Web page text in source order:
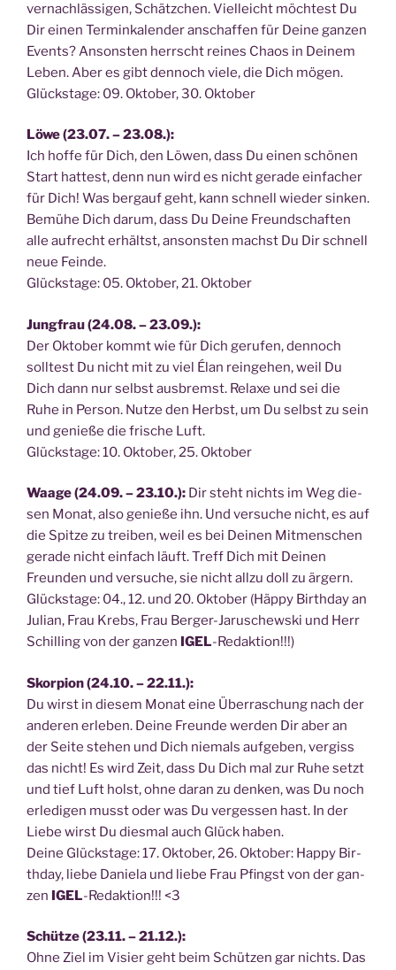
ver­nach­läs­si­gen, Schätz­chen. Viel­leicht möch­test Du
Dir einen Ter­min­ka­len­der anschaf­fen für Dei­ne gan­zen
Events? Ansons­ten herrscht rei­nes Cha­os in Dei­nem
Leben. Aber es gibt den­noch vie­le, die Dich mögen.
Glücks­ta­ge: 09. Okto­ber, 30. Oktober
Löwe (23.07. – 23.08.):
Ich hof­fe für Dich, den Löwen, dass Du einen schö­nen
Start hat­test, denn nun wird es nicht gera­de ein­fa­cher
für Dich! Was berg­auf geht, kann schnell wie­der sin­ken.
Bemü­he Dich dar­um, dass Du Dei­ne Freund­schaf­ten
alle auf­recht erhältst, ansons­ten machst Du Dir schnell
neue Fein­de.
Glücks­ta­ge: 05. Okto­ber, 21. Oktober
Jung­frau (24.08. – 23.09.):
Der Okto­ber kommt wie für Dich geru­fen, den­noch
soll­test Du nicht mit zu viel Élan rein­ge­hen, weil Du
Dich dann nur selbst aus­bremst. Rela­xe und sei die
Ruhe in Per­son. Nut­ze den Herbst, um Du selbst zu sein
und genie­ße die fri­sche Luft.
Glücks­ta­ge: 10. Okto­ber, 25. Oktober
Waa­ge (24.09. – 23.10.): Dir steht nichts im Weg die­
sen Monat, also genie­ße ihn. Und ver­su­che nicht, es auf
die Spit­ze zu trei­ben, weil es bei Dei­nen Mit­men­schen
gera­de nicht ein­fach läuft. Treff Dich mit Dei­nen
Freun­den und ver­su­che, sie nicht all­zu doll zu ärgern.
Glücks­ta­ge: 04., 12. und 20. Okto­ber (Häp­py Bir­th­day an
Juli­an, Frau Krebs, Frau Ber­ger-Jaru­schew­ski und Herr
Schil­ling von der gan­zen IGEL-Redak­ti­on!!!)
Skor­pi­on (24.10. – 22.11.):
Du wirst in die­sem Monat eine Über­ra­schung nach der
ande­ren erle­ben. Dei­ne Freun­de wer­den Dir aber an
der Sei­te ste­hen und Dich nie­mals auf­ge­ben, ver­giss
das nicht! Es wird Zeit, dass Du Dich mal zur Ruhe setzt
und tief Luft holst, ohne dar­an zu den­ken, was Du noch
erle­di­gen musst oder was Du ver­ges­sen hast. In der
Lie­be wirst Du dies­mal auch Glück haben.
Dei­ne Glücks­ta­ge: 17. Okto­ber, 26. Okto­ber: Hap­py Bir­
th­day, lie­be Danie­la und lie­be Frau Pfingst von der gan­
zen IGEL-Redak­ti­on!!! <3
Schüt­ze (23.11. – 21.12.):
Ohne Ziel im Visier geht beim Schüt­zen gar nichts. Das